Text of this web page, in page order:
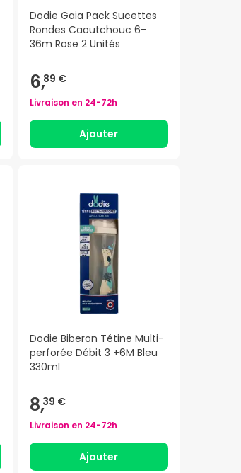
Dodie Gaia Pack Sucettes
Rondes Caoutchouc 6-
36m Rose 2 Unités
6,89 €
Livraison en 24-72h
Ajouter
Dodie Biberon Tétine Multi-
perforée Débit 3 +6M Bleu
330ml
8,39 €
Livraison en 24-72h
Ajouter